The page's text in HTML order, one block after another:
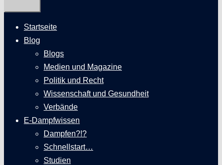
Startseite
Blog
Blogs
Medien und Magazine
Politik und Recht
Wissenschaft und Gesundheit
Verbände
E-Dampfwissen
Dampfen?!?
Schnellstart…
Studien